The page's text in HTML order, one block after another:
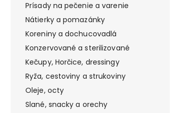
Prísady na pečenie a varenie
Nátierky a pomazánky
Koreniny a dochucovadlá
Konzervované a sterilizované
Kečupy, Horčice, dressingy
Ryža, cestoviny a strukoviny
Oleje, octy
Slané, snacky a orechy